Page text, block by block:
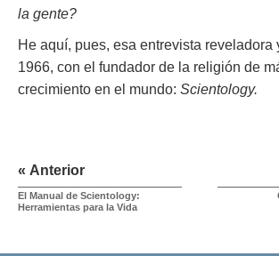
la gente?
He aquí, pues, esa entrevista reveladora
1966, con el fundador de la religión de
crecimiento en el mundo: Scientology.
« Anterior
El Manual de Scientology:
Herramientas para la Vida